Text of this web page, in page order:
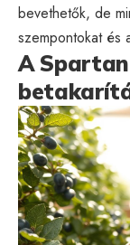
bevethetők, de
szempontokat és
A